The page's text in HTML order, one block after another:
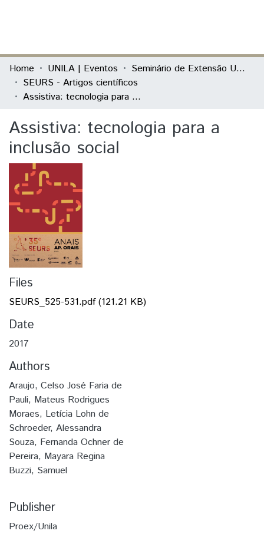
Communities & Collections
All of DSpace
Home UNILA | Eventos
Seminário de Extensão Universitária da Região Sul (SEURS)
SEURS - Artigos científicos
Assistiva: tecnologia para a inclusão social
Assistiva: tecnologia para a
inclusão social
Files
SEURS_525-531.pdf(121.21 KB)
Date
2017
Authors
Araujo, Celso José Faria de
Pauli, Mateus Rodrigues
Moraes, Letícia Lohn de
Schroeder, Alessandra
Souza, Fernanda Ochner de
Pereira, Mayara Regina
Buzzi, Samuel
Publisher
Proex/Unila